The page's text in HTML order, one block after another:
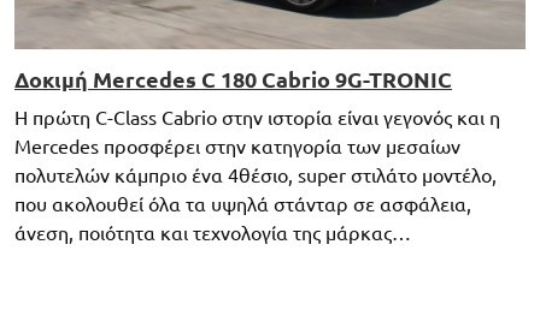
Δοκιμή Mercedes C 180 Cabrio 9G-TRONIC
Η πρώτη C-Class Cabrio στην ιστορία είναι γεγονός και η
Mercedes προσφέρει στην κατηγορία των μεσαίων
πολυτελών κάμπριο ένα 4θέσιο, super στιλάτο μοντέλο,
που ακολουθεί όλα τα υψηλά στάνταρ σε ασφάλεια,
άνεση, ποιότητα και τεχνολογία της μάρκας…